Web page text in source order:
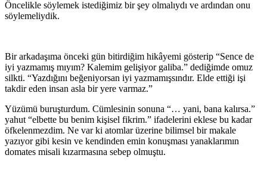
Öncelikle söylemek istediğimiz bir şey olmalıydı ve ardından onu
söylemeliydik.
Bir arkadaşıma önceki gün bitirdiğim hikâyemi gösterip “Sence de
iyi yazmamış mıyım? Kalemim gelişiyor galiba.” dediğimde omuz
silkti. “Yazdığını beğeniyorsan iyi yazmamışsındır. Elde ettiği işi
takdir eden insan asla bir yere varmaz.”
Yüzümü buruşturdum. Cümlesinin sonuna “… yani, bana kalırsa.”
yahut “elbette bu benim kişisel fikrim.” ifadelerini eklese bu kadar
öfkelenmezdim. Ne var ki atomlar üzerine bilimsel bir makale
yazıyor gibi kesin ve kendinden emin konuşması yanaklarımın
domates misali kızarmasına sebep olmuştu.